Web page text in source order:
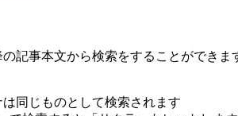
の記事本文から検索をすることができま
同じものとして検索されます